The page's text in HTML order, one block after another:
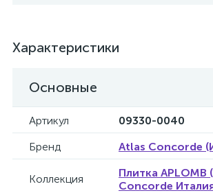
Характеристики
Основные
Артикул
09330-0040
Бренд
Atlas Concorde
Коллекция
Плитка APLOMB
Concorde